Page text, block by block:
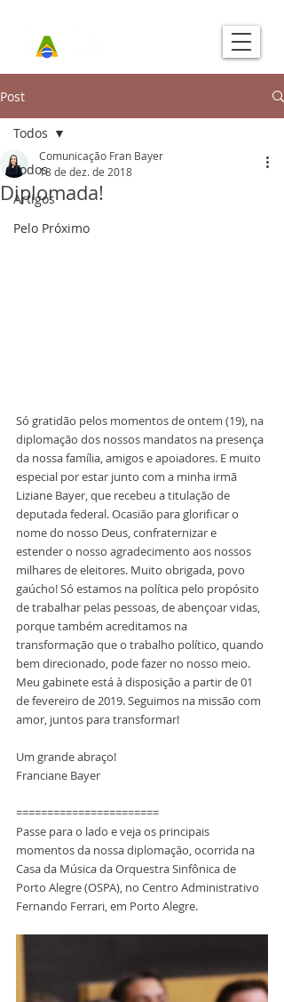
Post
Todos
Artigos
Pelo Próximo
Todos
Diplomada!
Comunicação Fran Bayer
18 de dez. de 2018
Só gratidão pelos momentos de ontem (19), na
diplomação dos nossos mandatos na presença
da nossa família, amigos e apoiadores. E muito
especial por estar junto com a minha irmã
Liziane Bayer, que recebeu a titulação de
deputada federal. Ocasião para glorificar o
nome do nosso Deus, confraternizar e
estender o nosso agradecimento aos nossos
milhares de eleitores. Muito obrigada, povo
gaúcho! Só estamos na política pelo propósito
de trabalhar pelas pessoas, de abençoar vidas,
porque também acreditamos na
transformação que o trabalho político, quando
bem direcionado, pode fazer no nosso meio.
Meu gabinete está à disposição a partir de 01
de fevereiro de 2019. Seguimos na missão com
amor, juntos para transformar!
Um grande abraço!
Franciane Bayer
=======================
Passe para o lado e veja os principais
momentos da nossa diplomação, ocorrida na
Casa da Música da Orquestra Sinfônica de
Porto Alegre (OSPA), no Centro Administrativo
Fernando Ferrari, em Porto Alegre.